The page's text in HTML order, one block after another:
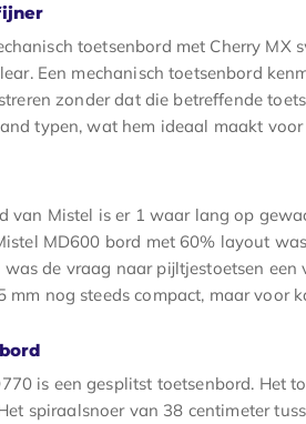
toetsenbord met Cherry MX
Een mechanisch toetsenbord
zonder dat die betreffende
typen, wat hem ideaal maakt
van Mistel is er 1 waar lang op
MD600 bord met 60% layout
de vraag naar pijltjestoetsen een
mm nog steeds compact, maar voor
is een gesplitst toetsenbord. Het
spiraalsnoer van 38 centimeter